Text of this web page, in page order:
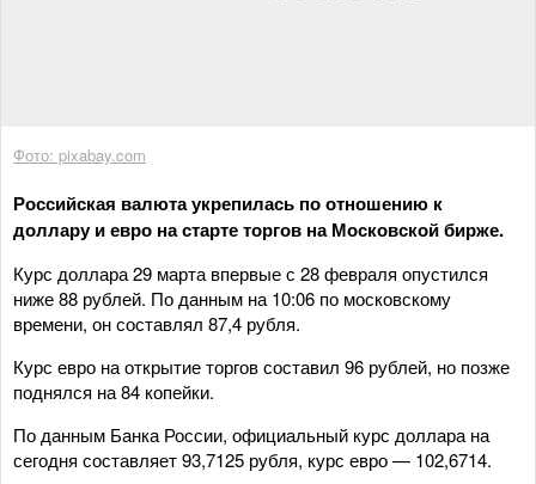
Фото: pixabay.com
Российская валюта укрепилась по отношению к
доллару и евро на старте торгов на Московской бирже.
Курс доллара 29 марта впервые с 28 февраля опустился
ниже 88 рублей. По данным на 10:06 по московскому
времени, он составлял 87,4 рубля.
Курс евро на открытие торгов составил 96 рублей, но позже
поднялся на 84 копейки.
По данным Банка России, официальный курс доллара на
сегодня составляет 93,7125 рубля, курс евро — 102,6714.